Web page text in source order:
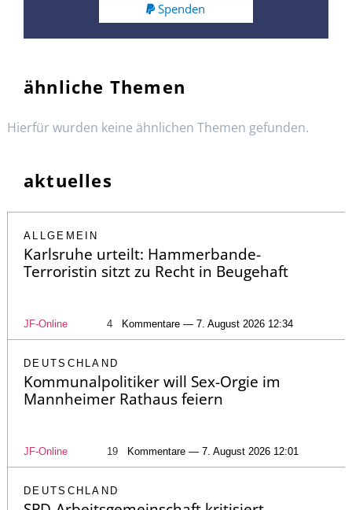
Spenden
ähnliche Themen
Hierfür wurden keine ähnlichen Themen gefunden.
aktuelles
ALLGEMEIN
Karlsruhe urteilt: Hammerbande-
Terroristin sitzt zu Recht in Beugehaft
JF-Online 4 Kommentare — 7. August 2026 12:34
DEUTSCHLAND
Kommunalpolitiker will Sex-Orgie im
Mannheimer Rathaus feiern
JF-Online 19 Kommentare — 7. August 2026 12:01
DEUTSCHLAND